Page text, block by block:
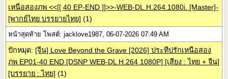
เหนือสองภพ <<[[ 40 EP-END ]]>>-WEB-DL.H.264.1080i. [Master]-
[พากย์ไทย บรรยายไทย] (1)
หน้าสุดท้าย โพสต์: jacklove1987, 06-07-2026 07:49 AM
ปักหมุด: [จีน] Love Beyond the Grave [2026] ประทีปรักเหนือสอง
ภพ EP01-40 END [DSNP WEB-DL H.264 1080P] [เสียง : ไทย + จีน]
[บรรยาย : ไทย] (1)